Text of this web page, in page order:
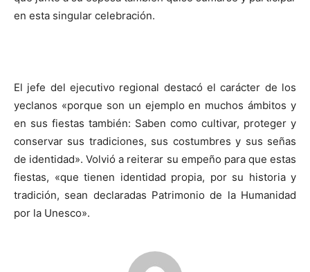
en esta singular celebración.
El jefe del ejecutivo regional destacó el carácter de los
yeclanos «porque son un ejemplo en muchos ámbitos y
en sus fiestas también: Saben como cultivar, proteger y
conservar sus tradiciones, sus costumbres y sus señas
de identidad». Volvió a reiterar su empeño para que estas
fiestas, «que tienen identidad propia, por su historia y
tradición, sean declaradas Patrimonio de la Humanidad
por la Unesco».